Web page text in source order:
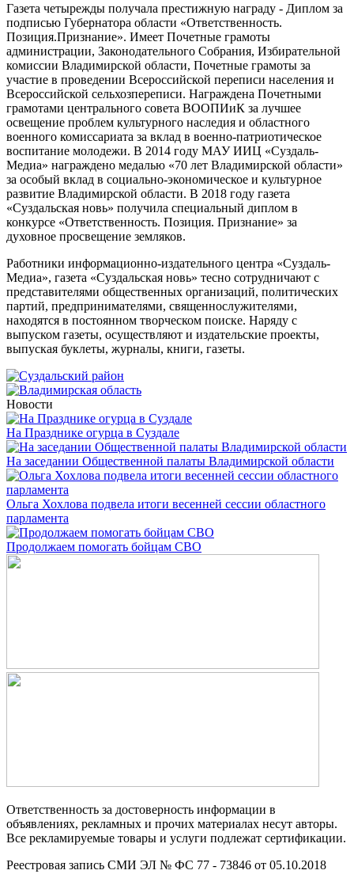
Газета четырежды получала престижную награду - Диплом за
подписью Губернатора области «Ответственность.
Позиция.Признание». Имеет Почетные грамоты
администрации, Законодательного Собрания, Избирательной
комиссии Владимирской области, Почетные грамоты за
участие в проведении Всероссийской переписи населения и
Всероссийской сельхозпереписи. Награждена Почетными
грамотами центрального совета ВООПИиК за лучшее
освещение проблем культурного наследия и областного
военного комиссариата за вклад в военно-патриотическое
воспитание молодежи. В 2014 году МАУ ИИЦ «Суздаль-
Медиа» награждено медалью «70 лет Владимирской области»
за особый вклад в социально-экономическое и культурное
развитие Владимирской области. В 2018 году газета
«Суздальская новь» получила специальный диплом в
конкурсе «Ответственность. Позиция. Признание» за
духовное просвещение земляков.
Работники информационно-издательного центра «Суздаль-
Медиа», газета «Суздальская новь» тесно сотрудничают с
представителями общественных организаций, политических
партий, предпринимателями, священнослужителями,
находятся в постоянном творческом поиске. Наряду с
выпуском газеты, осуществляют и издательские проекты,
выпуская буклеты, журналы, книги, газеты.
Новости
На Празднике огурца в Суздале
На заседании Общественной палаты Владимирской области
Ольга Хохлова подвела итоги весенней сессии областного
парламента
Продолжаем помогать бойцам СВО
Ответственность за достоверность информации в
объявлениях, рекламных и прочих материалах несут авторы.
Все рекламируемые товары и услуги подлежат сертификации.
Реестровая запись СМИ ЭЛ № ФС 77 - 73846 от 05.10.2018